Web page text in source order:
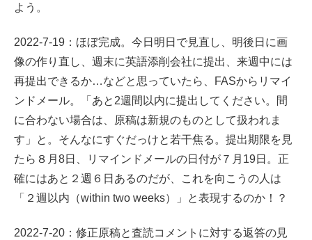
よう。
2022-7-19：ほぼ完成。今日明日で見直し、明後日に画
像の作り直し、週末に英語添削会社に提出、来週中には
再提出できるか…などと思っていたら、FASからリマイ
ンドメール。「あと2週間以内に提出してください。間
に合わない場合は、原稿は新規のものとして扱われま
す」と。そんなにすぐだっけと若干焦る。提出期限を見
たら８月8日、リマインドメールの日付が７月19日。正
確にはあと２週６日あるのだが、これを向こうの人は
「２週以内（within two weeks）」と表現するのか！？
2022-7-20：修正原稿と査読コメントに対する返答の見